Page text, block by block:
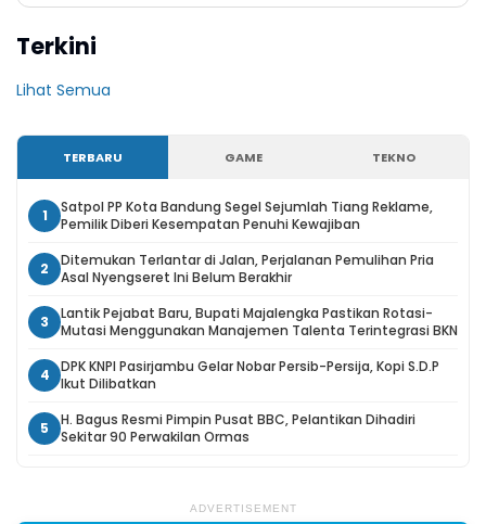
Terkini
Lihat Semua
TERBARU GAME TEKNO
1
Satpol PP Kota Bandung Segel Sejumlah Tiang Reklame,
Pemilik Diberi Kesempatan Penuhi Kewajiban
2
Ditemukan Terlantar di Jalan, Perjalanan Pemulihan Pria
Asal Nyengseret Ini Belum Berakhir
3
Lantik Pejabat Baru, Bupati Majalengka Pastikan Rotasi-
Mutasi Menggunakan Manajemen Talenta Terintegrasi BKN
4
DPK KNPI Pasirjambu Gelar Nobar Persib-Persija, Kopi S.D.P
Ikut Dilibatkan
5
H. Bagus Resmi Pimpin Pusat BBC, Pelantikan Dihadiri
Sekitar 90 Perwakilan Ormas
ADVERTISEMENT